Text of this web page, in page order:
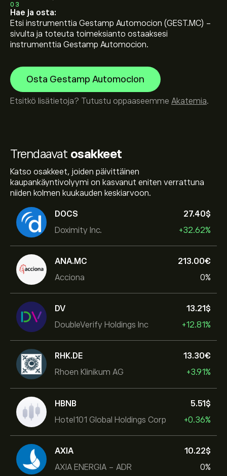
Trendaavat osakkeet
Katso osakkeet, joiden päivittäinen
kaupankäyntivolyymi on kasvanut eniten verrattuna
niiden kolmen kuukauden keskiarvoon.
DOCS
Doximity Inc.
27.40‎$‎
+32.62%
ANA.MC
Acciona
213.00‎€‎
0%
DV
DoubleVerify Holdings Inc
13.21‎$‎
+12.81%
RHK.DE
Rhoen Klinikum AG
13.30‎€‎
+3.91%
HBNB
Hotel101 Global Holdings Corp
5.51‎$‎
+0.36%
AXIA
AXIA ENERGIA - ADR
10.22‎$‎
0%
03
Hae ja osta:
Etsi instrumenttia Gestamp Automocion (GEST.MC) -
sivulta ja toteuta toimeksianto ostaaksesi
instrumenttia Gestamp Automocion.
Osta Gestamp Automocion
Etsitkö lisätietoja? Tutustu oppaaseemme Akatemia.